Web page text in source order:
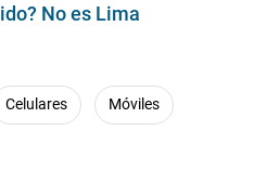
No es Lima
Celulares Móviles